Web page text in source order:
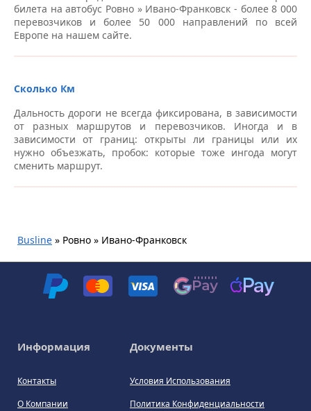
Автобусная остановка, ул. Киевская, 26 – Автовокзалы
Ровно
Автобусная остановка, ул. Киевская, 110 (Зоопарк) –
Автовокзалы Ровно
Автобусная остановка «Автовокзал», ул. Киевская, 26
– Автовокзалы Ровно
Ровно
Автобусная остановка “Луцкое кольцо” – Автовокзалы
Aвтовокзал, ул. Киевская, 40 – Автовокзалы Ровно
Подорожник), ул. Киевская, 77 – Автовокзалы Ровно
билета на автобус Ровно » Ивано-Франковск - более 8 000
перевозчиков и более 50 000 направлений по всей
Европе на нашем сайте.
Сколько Км
Дальность дороги не всегда фиксирована, в зависимости
от разных маршрутов и перевозчиков. Иногда и в
зависимости от границ: открыты ли границы или их
нужно объезжать, пробок: которые тоже ингода могут
сменить маршрут.
Busline » Ровно » Ивано-Франковск
Информация
Контакты
О Компании
Документы
Условия Использования
Политика Конфиденциальности